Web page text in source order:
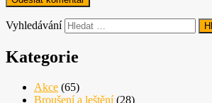
Vyhledávání
Kategorie
Akce (65)
Broušení a leštění(28)